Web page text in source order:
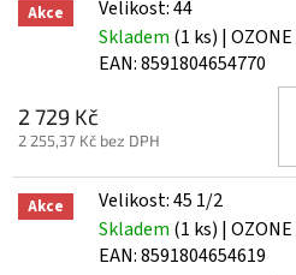
Akce
Velikost: 44
Skladem (1 ks) |
EAN:8591804654770
2 729 Kč
2 255,37 Kč bez DPH
Akce
Velikost: 45 1/2
Skladem (1 ks) |
EAN:8591804654619